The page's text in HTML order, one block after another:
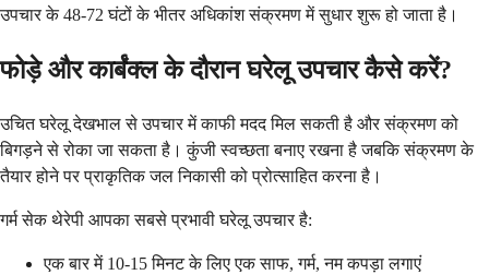
उपचार के 48-72 घंटों के भीतर अधिकांश संक्रमण में सुधार शुरू हो जाता है।
फोड़े और कार्बंक्ल के दौरान घरेलू उपचार कैसे करें?
उचित घरेलू देखभाल से उपचार में काफी मदद मिल सकती है और संक्रमण को
बिगड़ने से रोका जा सकता है। कुंजी स्वच्छता बनाए रखना है जबकि संक्रमण के
तैयार होने पर प्राकृतिक जल निकासी को प्रोत्साहित करना है।
गर्म सेक थेरेपी आपका सबसे प्रभावी घरेलू उपचार है:
एक बार में 10-15 मिनट के लिए एक साफ, गर्म, नम कपड़ा लगाएं